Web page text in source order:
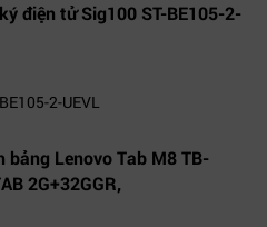
điện tử Sig100 ST-BE105-2-
2-UEVL
bảng Lenovo Tab M8 TB-
2G+32GGR,